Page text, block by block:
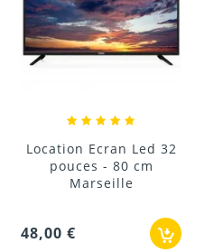
Location Ecran Led 32
pouces - 80 cm
Marseille
48,00 €